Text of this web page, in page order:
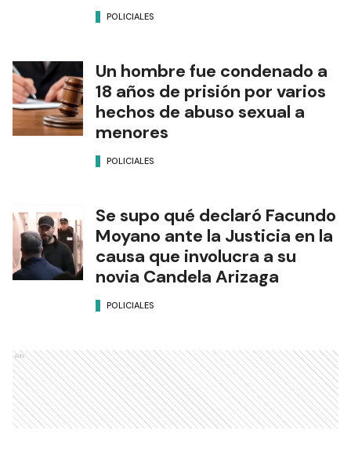
POLICIALES
Un hombre fue condenado a
18 años de prisión por varios
hechos de abuso sexual a
menores
POLICIALES
Se supo qué declaró Facundo
Moyano ante la Justicia en la
causa que involucra a su
novia Candela Arizaga
POLICIALES
Ads